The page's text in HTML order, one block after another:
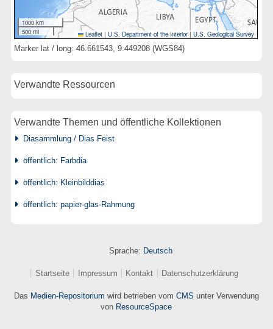
1000 km
500 mi
Leaflet | U.S. Department of the Interior|U.S. Geological Survey
Marker lat / long: 46.661543, 9.449208 (WGS84)
Verwandte Ressourcen
Verwandte Themen und öffentliche Kollektionen
Diasammlung / Dias Feist
öffentlich: Farbdia
öffentlich: Kleinbilddias
öffentlich: papier-glas-Rahmung
Sprache: Deutsch
Startseite Impressum Kontakt Datenschutzerklärung
Das Medien-Repositorium wird betrieben vom CMS unter Verwendung
von ResourceSpace